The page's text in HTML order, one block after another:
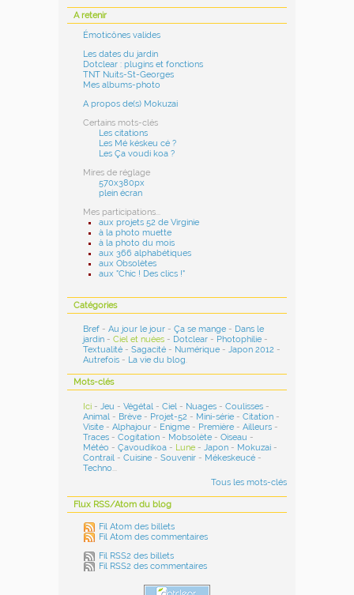
A retenir
Émoticônes valides
Les dates du jardin
Dotclear : plugins et fonctions
TNT Nuits-St-Georges
Mes albums-photo
A propos de(s) Mokuzai
Certains mots-clés
Les citations
Les Mé késkeu cé ?
Les Ça voudi koa ?
Mires de réglage
570x380px
plein écran
Mes participations...
aux projets 52 de Virginie
à la photo muette
à la photo du mois
aux 366 alphabétiques
aux Obsolètes
aux "Chic ! Des clics !"
Catégories
Bref -Au jour le jour -Ça se mange - Dans le
jardin -Ciel et nuées - Dotclear - Photophilie -
Textualité -Sagacité - Numérique -Japon 2012 -
Autrefois - La vie du blog.
Mots-clés
Ici - Jeu -Végétal -Ciel - Nuages -Coulisses -
Animal - Brève - Projet-52 - Mini-série -Citation -
Visite -Alphajour - Enigme - Première -Ailleurs -
Traces -Cogitation - Mobsolète -Oiseau -
Météo -Çavoudikoa - Lune - Japon - Mokuzai -
Contrail -Cuisine -Souvenir - Mékeskeucé -
Techno
Tous les mots-clés
Flux RSS/Atom du blog
Fil Atom des billets
Fil Atom des commentaires
Fil RSS2 des billets
Fil RSS2 des commentaires